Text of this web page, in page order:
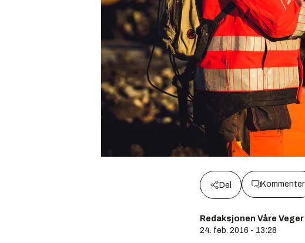
Del Kommenter
Redaksjonen Våre Veger
24. feb. 2016 - 13:28